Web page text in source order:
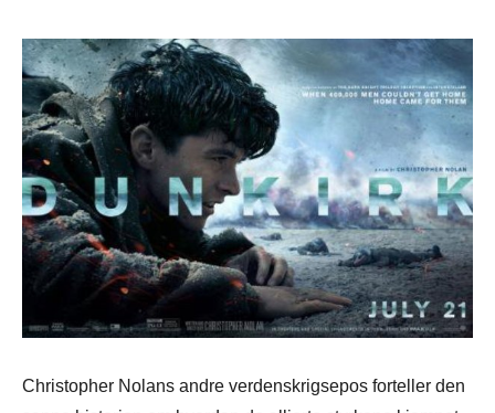
Christopher Nolans andre verdenskrigsepos forteller den